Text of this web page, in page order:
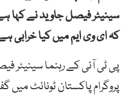
سینیٹر فیصل جاوید نے
کہ ای وی ایم میں کیا خرابی
پی ٹی آئی کے رہنما سینیٹر
پروگرام پاکستان ٹونائٹ